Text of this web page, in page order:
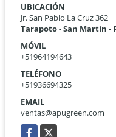
UBICACIÓN
Jr. San Pablo La Cruz 362
Tarapoto - San Martín -
MÓVIL
+51964194643
TELÉFONO
+51936694325
EMAIL
ventas@apugreen.com
Facebook
X